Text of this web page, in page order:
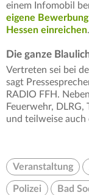
einem Infomobil
eigene
Hessen einreichen.
Die ganze
Vertreten sei bei
sagt
RADIO FFH.
Feuerwehr,
und teilweise auch
Veranstaltung
Polizei Bad